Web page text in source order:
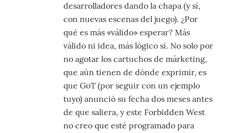
desarrolladores dando la chapa (y sí,
con nuevas escenas del juego). ¿Por
qué es más «válido» esperar? Más
válido ni idea, más lógico sí. No solo por
no agotar los cartuchos de márketing,
que aún tienen de dónde exprimir, es
que GoT (por seguir con un ejemplo
tuyo) anunció su fecha dos meses antes
de que saliera, y este Forbidden West
no creo que esté programado para